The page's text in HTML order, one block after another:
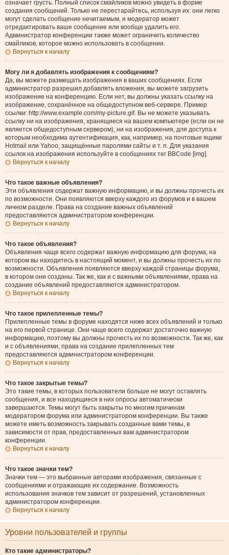
означает грусть. Полный список смайликов можно увидеть в форме
создания сообщений. Только не перестарайтесь, используя их: они легко
могут сделать сообщение нечитаемым, и модератор может
отредактировать ваше сообщение или вообще удалить его.
Администратор конференции также может ограничить количество
смайликов, которое можно использовать в сообщении.
Вернуться к началу
Могу ли я добавлять изображения к сообщениям?
Да, вы можете размещать изображения в ваших сообщениях. Если
администратор разрешил добавлять вложения, вы можете загрузить
изображение на конференцию. Если нет, вы должны указать ссылку на
изображение, сохранённое на общедоступном веб-сервере. Пример
ссылки: http://www.example.com/my-picture.gif. Вы не можете указывать
ссылку ни на изображения, хранящиеся на вашем компьютере (если он не
является общедоступным сервером), ни на изображения, для доступа к
которым необходима аутентификация, как, например, на почтовые ящики
Hotmail или Yahoo, защищённые паролями сайты и т. п. Для указания
ссылок на изображения используйте в сообщениях тег BBCode [img].
Вернуться к началу
Что такое важные объявления?
Эти объявления содержат важную информацию, и вы должны прочесть их
по возможности. Они появляются вверху каждого из форумов и в вашем
личном разделе. Права на создание важных объявлений
предоставляются администратором конференции.
Вернуться к началу
Что такое объявления?
Объявления чаще всего содержат важную информацию для форума, на
котором вы находитесь в настоящий момент, и вы должны прочесть их по
возможности. Объявления появляются вверху каждой страницы форума,
в котором они созданы. Так же, как и с важными объявлениями, права на
создание объявлений предоставляются администратором.
Вернуться к началу
Что такое прилепленные темы?
Прилепленные темы в форуме находятся ниже всех объявлений и только
на его первой странице. Они чаще всего содержат достаточно важную
информацию, поэтому вы должны прочесть их по возможности. Так же, как
и с объявлениями, права на создание прилепленных тем
предоставляются администратором конференции.
Вернуться к началу
Что такое закрытые темы?
Это такие темы, в которых пользователи больше не могут оставлять
сообщения, и все находящиеся в них опросы автоматически
завершаются. Темы могут быть закрыты по многим причинам
модератором форума или администратором конференции. Вы также
можете иметь возможность закрывать созданные вами темы, в
зависимости от прав, предоставленных вам администратором
конференции.
Вернуться к началу
Что такое значки тем?
Значки тем — это выбранные авторами изображения, связанные с
сообщениями и отражающие их содержание. Возможность
использования значков тем зависит от разрешений, установленных
администратором конференции.
Вернуться к началу
Уровни пользователей и группы
Кто такие администраторы?